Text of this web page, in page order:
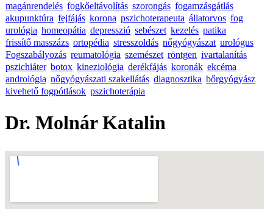
magánrendelés fogkőeltávolítás szorongás fogamzásgátlás
akupunktúra fejfájás korona pszichoterapeuta állatorvos fog
urológia homeopátia depresszió sebészet kezelés patika
frissítő masszázs ortopédia stresszoldás nőgyógyászat urológus
Fogszabályozás reumatológia szemészet röntgen ivartalanítás
pszichiáter botox kineziológia derékfájás koronák ekcéma
andrológia nőgyógyászati szakellátás diagnosztika bőrgyógyász
kivehető fogpótlások pszichoterápia
Dr. Molnár Katalin